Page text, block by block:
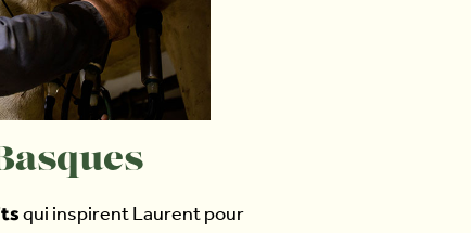
qui inspirent Laurent pour